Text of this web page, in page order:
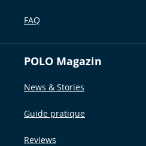
FAQ
POLO Magazin
News & Stories
Guide pratique
Reviews